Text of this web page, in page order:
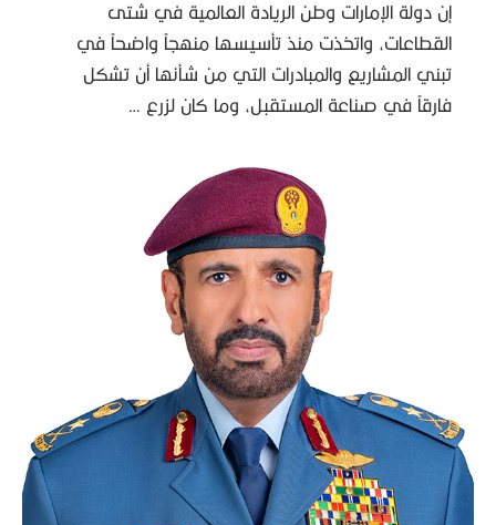
إن دولة الإمارات وطن الريادة العالمية في شتى
القطاعات، واتخذت منذ تأسيسها منهجاً واضحاً في
تبني المشاريع والمبادرات التي من شأنها أن تشكل
فارقاً في صناعة المستقبل، وما كان لزرع …